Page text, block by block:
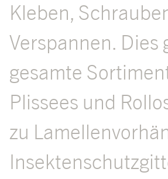
Kleben,
Verspannen. Dies
gesamte
Plissees und
zu